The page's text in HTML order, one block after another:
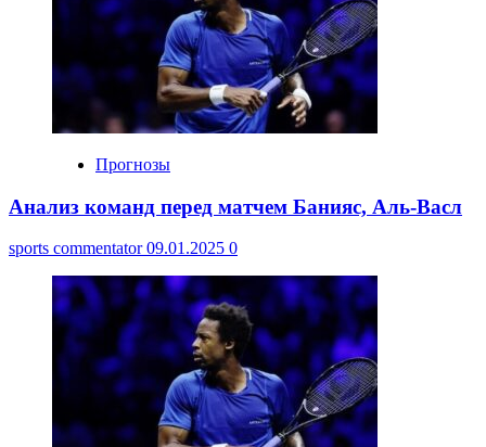
Прогнозы
Анализ команд перед матчем Банияс, Аль-Васл
sports commentator09.01.2025 0